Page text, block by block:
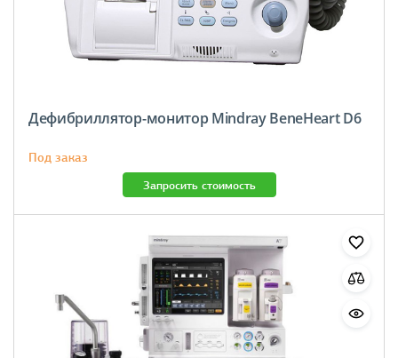
Дефибриллятор-монитор Mindray BeneHeart D6
Под заказ
Запросить стоимость